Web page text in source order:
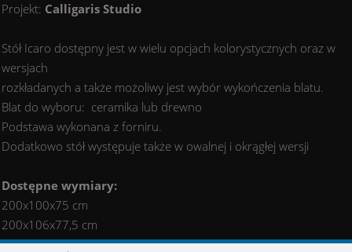
Projekt: Calligaris Studio
Stół Icaro dostępny jest w wielu opcjach kolorystycznych oraz w
wersjach
rozkładanych a także możoliwy jest wybór wykończenia blatu.
Blat do wyboru: ceramika lub drewno
Podstawa wykonana z forniru.
Dodatkowo stół występuje także w owalnej i okrągłej wersji
Dostępne wymiary:
200x100x75 cm
200x106x77,5 cm
250x120x75 cm